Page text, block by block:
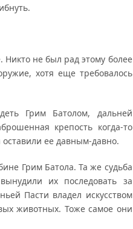
не был рад этому более
хотя еще требовалось
Грим Батолом, дальней
крепость когда-то
ее давным-давно.
Грим Батола. Та же судьба
их последовать за
Пасти владел искусством
животных. Тоже самое они